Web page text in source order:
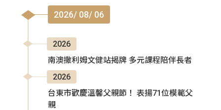
2026/ 08/ 06
2026
南澳撒利姆文健站揭牌 多元課程陪伴長者
2026
台東市歡慶溫馨父親節！ 表揚71位模範父
親